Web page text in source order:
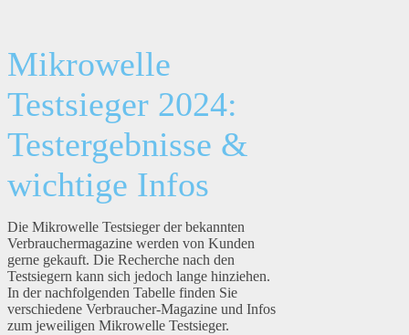
Mikrowelle
Testsieger 2024:
Testergebnisse &
wichtige Infos
Die Mikrowelle Testsieger der bekannten
Verbrauchermagazine werden von Kunden
gerne gekauft. Die Recherche nach den
Testsiegern kann sich jedoch lange hinziehen.
In der nachfolgenden Tabelle finden Sie
verschiedene Verbraucher-Magazine und Infos
zum jeweiligen Mikrowelle Testsieger.